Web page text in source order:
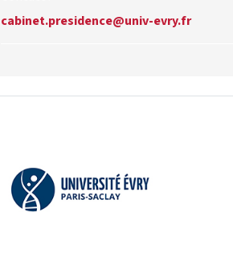
cabinet.presidence@univ-evry.fr